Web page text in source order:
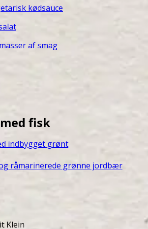
kødsauce
af smag
fisk
indbygget grønt
råmarinerede grønne jordbær
Klein